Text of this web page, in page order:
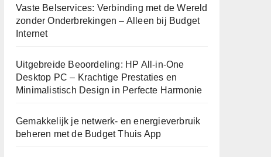
Vaste Belservices: Verbinding met de Wereld
zonder Onderbrekingen – Alleen bij Budget
Internet
Uitgebreide Beoordeling: HP All-in-One
Desktop PC – Krachtige Prestaties en
Minimalistisch Design in Perfecte Harmonie
Gemakkelijk je netwerk- en energieverbruik
beheren met de Budget Thuis App